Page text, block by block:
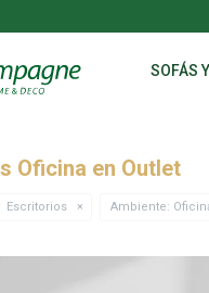
SOFÁS
Oficina en Outlet
Escritorios Ambiente: